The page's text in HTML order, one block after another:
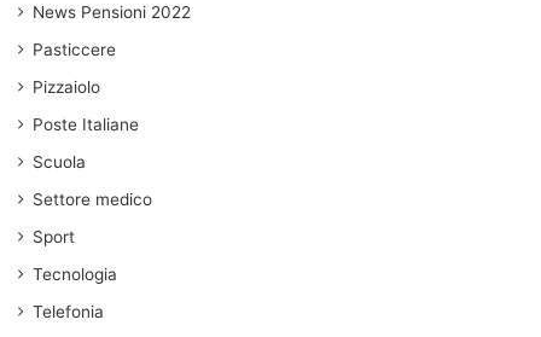
News Pensioni 2022
Pasticcere
Pizzaiolo
Poste Italiane
Scuola
Settore medico
Sport
Tecnologia
Telefonia